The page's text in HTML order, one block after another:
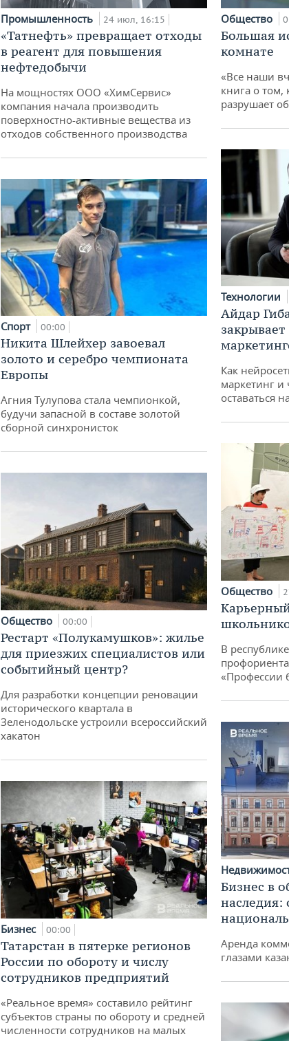
Промышленность 24 июл, 16:15
«Татнефть» превращает отходы
в реагент для повышения
нефтедобычи
На мощностях ООО «ХимСервис»
компания начала производить
поверхностно-активные вещества из
отходов собственного производства
Спорт 00:00
Никита Шлейхер завоевал
золото и серебро чемпионата
Европы
Агния Тулупова стала чемпионкой,
будучи запасной в составе золотой
сборной синхронисток
Общество 00:00
Рестарт «Полукамушков»: жилье
для приезжих специалистов или
событийный центр?
Для разработки концепции реновации
исторического квартала в
Зеленодольске устроили всероссийский
хакатон
Бизнес 00:00
Татарстан в пятерке регионов
России по обороту и числу
сотрудников предприятий
«Реальное время» составило рейтинг
субъектов страны по обороту и средней
численности сотрудников на малых
Общество
Большая
комнате
«Все наши
книга о том,
разрушает
Технологии
Айдар
Как
маркетинг и
оставаться
Общество
В
«Профессии
Бизнес в
наследия:
Аренда
глазами